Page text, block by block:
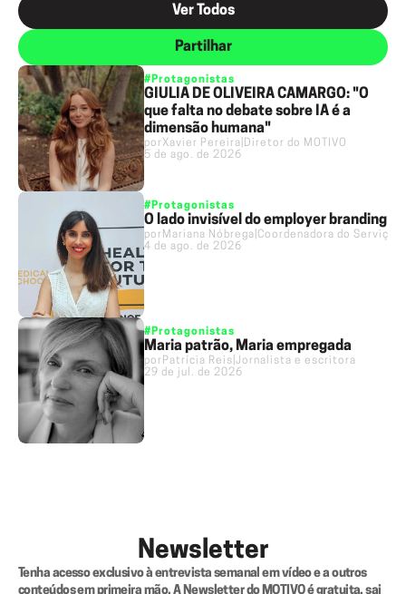
Ver Todos
Partilhar
#Protagonistas
GIULIA DE OLIVEIRA CAMARGO: "O
que falta no debate sobre IA é a
dimensão humana"
porXavier Pereira Diretor do MOTIVO
5 de ago. de 2026
#Protagonistas
O lado invisível do employer branding
por Mariana Nóbrega Coordenadora do Serviço
4 de ago. de 2026
#Protagonistas
Maria patrão, Maria empregada
por Patrícia Reis Jornalista e escritora
29 de jul. de 2026
Newsletter
Tenha acesso exclusivo à entrevista semanal em vídeo e a outros
conteúdos em primeira mão. A Newsletter do MOTIVO é gratuita, sai